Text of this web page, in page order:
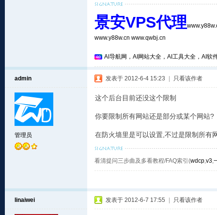
景安VPS代理
www.y88w.cn www.qwbj.cn
AI导航网，AI网站大全，AI工具大全，AI软
admin
管理员
发表于 2012-6-4 15:23 只看该作者
这个后台目前还没这个限制
你要限制所有网站还是部分或某个网站?
在防火墙里是可以设置,不过是限制所有
看清提问三步曲及多看教程/FAQ索引(wdcp,v3,
linaiwei 发表于 2012-6-7 17:55 只看该作者